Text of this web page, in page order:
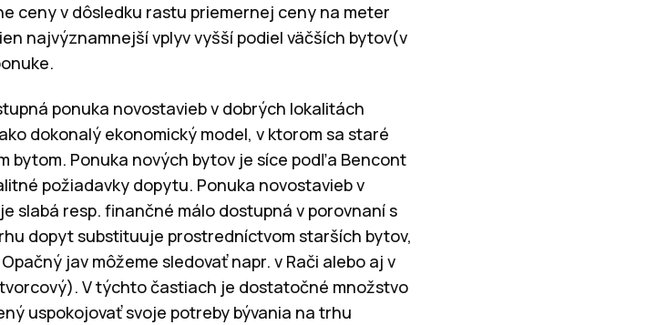
ceny v dôsledku rastu priemernej ceny na meter
najvýznamnejší vplyv vyšší podiel väčších bytov(v
ponuka novostavieb v dobrých lokalitách
dokonalý ekonomický model, v ktorom sa staré
bytom. Ponuka nových bytov je síce podľa Bencont
požiadavky dopytu. Ponuka novostavieb v
slabá resp. finančné málo dostupná v porovnaní s
dopyt substituuje prostredníctvom starších bytov,
jav môžeme sledovať napr. v Rači alebo aj v
V týchto častiach je dostatočné množstvo
uspokojovať svoje potreby bývania na trhu